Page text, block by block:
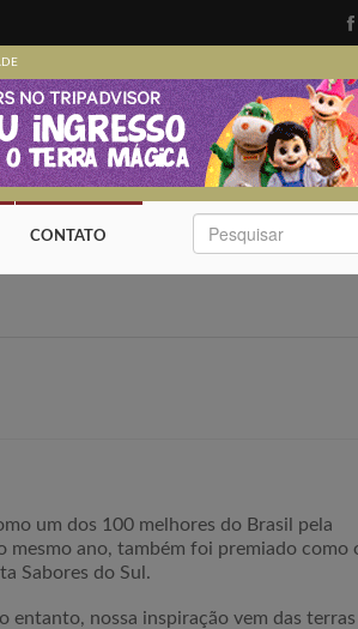
CONTATO
um dos 100 melhores do Brasil pela
mesmo ano, também foi premiado como
Sabores do Sul.
entanto, nossa inspiração vem das